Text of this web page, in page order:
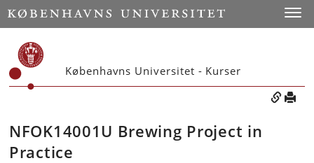
Københavns Universitet - Kurser
NFOK14001U Brewing Project in
Practice